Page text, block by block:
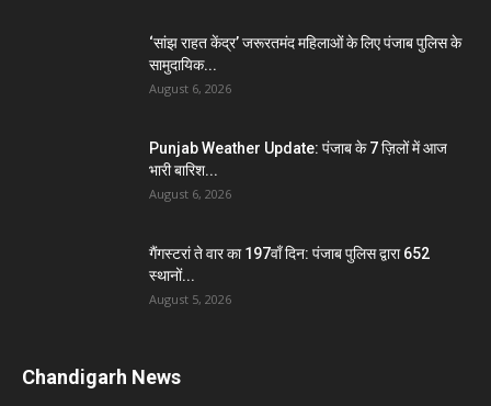
‘सांझ राहत केंद्र’ जरूरतमंद महिलाओं के लिए पंजाब पुलिस के
सामुदायिक...
August 6, 2026
Punjab Weather Update: पंजाब के 7 ज़िलों में आज
भारी बारिश...
August 6, 2026
गैंगस्टरां ते वार का 197वाँ दिन: पंजाब पुलिस द्वारा 652
स्थानों...
August 5, 2026
Chandigarh News